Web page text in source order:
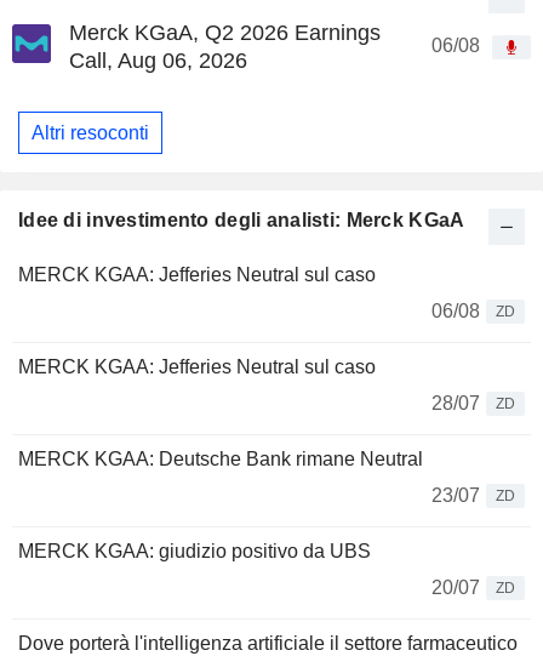
Merck KGaA, Q2 2026 Earnings
Call, Aug 06, 2026
06/08
Altri resoconti
Idee di investimento degli analisti: Merck KGaA
MERCK KGAA: Jefferies Neutral sul caso
06/08
ZD
MERCK KGAA: Jefferies Neutral sul caso
28/07
ZD
MERCK KGAA: Deutsche Bank rimane Neutral
23/07
ZD
MERCK KGAA: giudizio positivo da UBS
20/07
ZD
Dove porterà l'intelligenza artificiale il settore farmaceutico